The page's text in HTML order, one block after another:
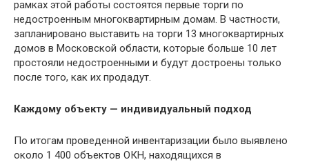
рамках этой работы состоятся первые торги по
недостроенным многоквартирным домам. В частности,
запланировано выставить на торги 13 многоквартирных
домов в Московской области, которые больше 10 лет
простояли недостроенными и будут достроены только
после того, как их продадут.
Каждому объекту — индивидуальный подход
По итогам проведенной инвентаризации было выявлено
около 1 400 объектов ОКН, находящихся в